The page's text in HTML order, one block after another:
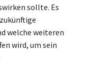
sollte. Es
welche weiteren
wird, um sein